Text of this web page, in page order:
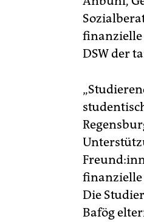
finanzielle
DSW der
finanzielle
Die
Bafög